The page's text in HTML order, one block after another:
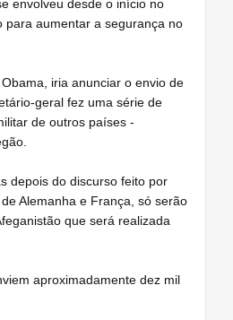
envolveu desde o início no
para aumentar a segurança no
iria anunciar o envio de
geral fez uma série de
de outros países -
depois do discurso feito por
Alemanha e França, só serão
que será realizada
aproximadamente dez mil